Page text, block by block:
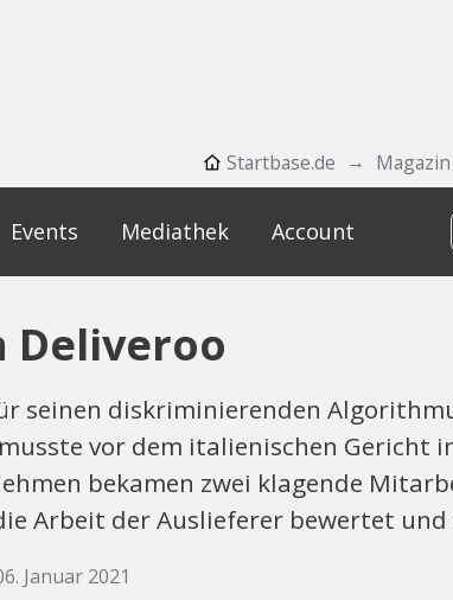
Startbase.de Magazin
Events Mediathek Account
Deliveroo
seinen diskriminierenden
vor dem italienischen Gericht
bekamen zwei klagende
Arbeit der Auslieferer bewertet
Januar 2021